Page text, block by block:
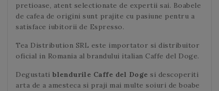
pretioase, atent selectionate de expertii sai. Boabele
de cafea de origini sunt prajite cu pasiune pentru a
satisface iubitorii de Espresso.
Tea Distribution SRL este importator si distribuitor
oficial in Romania al brandului italian Caffe del Doge.
Degustati blendurile Caffe del Doge si descoperiti
arta de a amesteca si praji mai multe soiuri de boabe